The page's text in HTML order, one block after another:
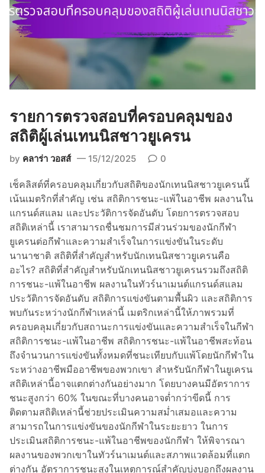
า
พ
ก
เ
ท
นิ
ส
ช็
สำ
ห
รั
บ
ปี
2
0
2
3
รายการตรวจสอบที่ครอบคลุมของ
สถิติผู้เล่นเทนนิสชาวยูเครน
by คลาร่า วอสส์ 15/12/2025 0
เช็คลิสต์ที่ครอบคลุมเกี่ยวกับสถิติของนักเทนนิสชาวยูเครนนี้
เน้นเมตริกที่สำคัญ เช่น สถิติการชนะ-แพ้ในอาชีพ ผลงานใน
แกรนด์สแลม และประวัติการจัดอันดับ โดยการตรวจสอบ
สถิติเหล่านี้ เราสามารถชื่นชมการมีส่วนร่วมของนักกีฬา
ยูเครนต่อกีฬาและความสำเร็จในการแข่งขันในระดับ
นานาชาติ สถิติที่สำคัญสำหรับนักเทนนิสชาวยูเครนคือ
อะไร? สถิติที่สำคัญสำหรับนักเทนนิสชาวยูเครนรวมถึงสถิติ
การชนะ-แพ้ในอาชีพ ผลงานในทัวร์นาเมนต์แกรนด์สแลม
ประวัติการจัดอันดับ สถิติการแข่งขันตามพื้นผิว และสถิติการ
พบกันระหว่างนักกีฬาเหล่านี้ เมตริกเหล่านี้ให้ภาพรวมที่
ครอบคลุมเกี่ยวกับสถานะการแข่งขันและความสำเร็จในกีฬา
สถิติการชนะ-แพ้ในอาชีพ สถิติการชนะ-แพ้ในอาชีพสะท้อน
ถึงจำนวนการแข่งขันทั้งหมดที่ชนะเทียบกับแพ้โดยนักกีฬาใน
ระหว่างอาชีพมืออาชีพของพวกเขา สำหรับนักกีฬาในยูเครน
สถิติเหล่านี้อาจแตกต่างกันอย่างมาก โดยบางคนมีอัตราการ
ชนะสูงกว่า 60% ในขณะที่บางคนอาจต่ำกว่าขีดนี้ การ
ติดตามสถิติเหล่านี้ช่วยประเมินความสม่ำเสมอและความ
สามารถในการแข่งขันของนักกีฬาในระยะยาว ในการ
ประเมินสถิติการชนะ-แพ้ในอาชีพของนักกีฬา ให้พิจารณา
ผลงานของพวกเขาในทัวร์นาเมนต์และสภาพแวดล้อมที่แตก
ต่างกัน อัตราการชนะสูงในเหตุการณ์สำคัญบ่งบอกถึงผลงาน